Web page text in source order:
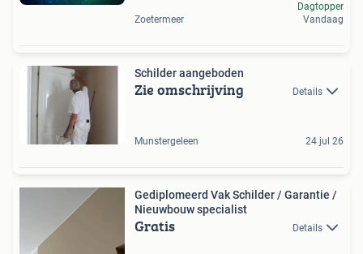
Zoetermeer
Dagtopper
Vandaag
Schilder aangeboden
Zie omschrijving Details
Munstergeleen 24 jul 26
Gediplomeerd Vak Schilder / Garantie /
Nieuwbouw specialist
Gratis Details